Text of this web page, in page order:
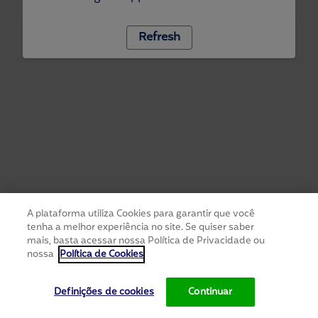
Refresh
A plataforma utiliza Cookies para garantir que você
tenha a melhor experiência no site. Se quiser saber
mais, basta acessar nossa Política de Privacidade ou
nossa Política de Cookies
Definições de cookies Continuar